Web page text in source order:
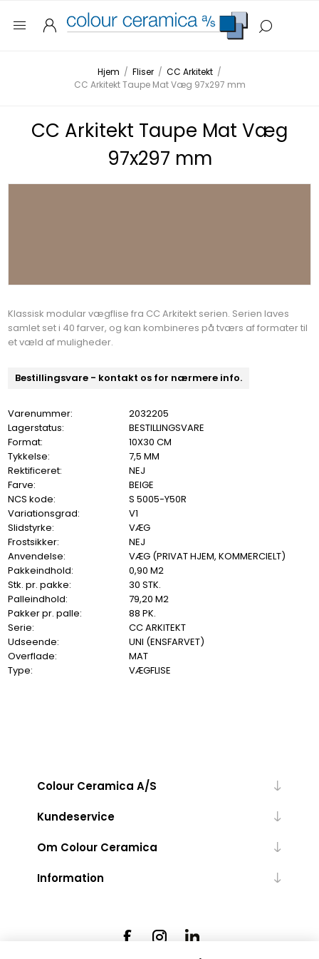
Hjem / Fliser / CC Arkitekt /
CC Arkitekt Taupe Mat Væg 97x297 mm
CC Arkitekt Taupe Mat Væg
97x297 mm
Klassisk modular vægflise fra CC Arkitekt serien. Serien laves
samlet set i 40 farver, og kan kombineres på tværs af formater til
et væld af muligheder.
Bestillingsvare - kontakt os for nærmere info.
Varenummer:
2032205
Lagerstatus:
BESTILLINGSVARE
Format:
10X30 CM
Tykkelse:
7,5 MM
Rektificeret:
NEJ
Farve:
BEIGE
NCS kode:
S 5005-Y50R
Variationsgrad:
V1
Slidstyrke:
VÆG
Frostsikker:
NEJ
Anvendelse:
VÆG (PRIVAT HJEM, KOMMERCIELT)
Pakkeindhold:
0,90 M2
Stk. pr. pakke:
30 STK.
Palleindhold:
79,20 M2
Pakker pr. palle:
88 PK.
Serie:
CC ARKITEKT
Udseende:
UNI (ENSFARVET)
Overflade:
MAT
Type:
VÆGFLISE
Colour Ceramica A/S
Kundeservice
Om Colour Ceramica
Information